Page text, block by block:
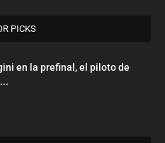
PICKS
en la prefinal, el piloto de